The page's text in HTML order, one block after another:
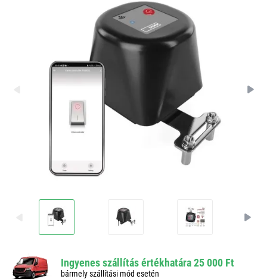
Ingyenes szállítás értékhatára 25 000 Ft
bármely szállítási mód esetén